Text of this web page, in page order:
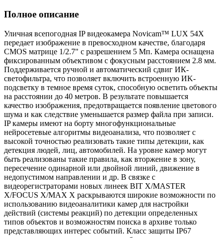
Полное описание
Уличная всепогодная IP видеокамера Novicam™ LUX 54Х
передает изображение в превосходном качестве, благодаря
CMOS матрице 1/2.7" с разрешением 5 Мп. Камера оснащена
фиксированным объективом с фокусным расстоянием 2.8 мм.
Поддерживается ручной и автоматический сдвиг ИК-
светофильтра, что позволяет включить встроенную ИK-
подсветку в темное время суток, способную осветить объекты
на расстоянии до 40 метров. В результате повышается
качество изображения, предотвращается появление цветового
шума и как следствие уменьшается размер файла при записи.
IP камеры имеют на борту многофункциональные
нейросетевые алгоритмы видеоанализа, что позволяет с
высокой точностью реализовать такие типы детекции, как
детекция людей, лиц, автомобилей. На уровне камер могут
быть реализованы такие правила, как вторжение в зону,
пересечение одинарной или двойной линий, движение в
недопустимом направлении и др. В связке с
видеорегистраторами новых линеек BIT X/MASTER
X/FOCUS X/MAX X раскрываются широкие возможности по
использованию видеоаналитики камер для настройки
действий (системы реакций) по детекции определенных
типов объектов и возможностям поиска в архиве только
представляющих интерес событий. Класс защиты IР67